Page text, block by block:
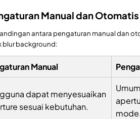
Manual dan Otomatis
antara pengaturan manual dan
blur background:
Manual
dapat menyesuaikan
sesuai kebutuhan.
mode.